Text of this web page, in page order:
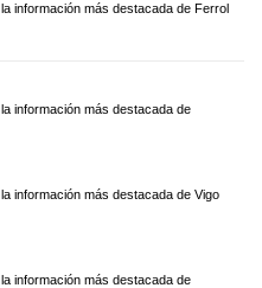
información más destacada de Ferrol
información más destacada de
información más destacada de Vigo
información más destacada de